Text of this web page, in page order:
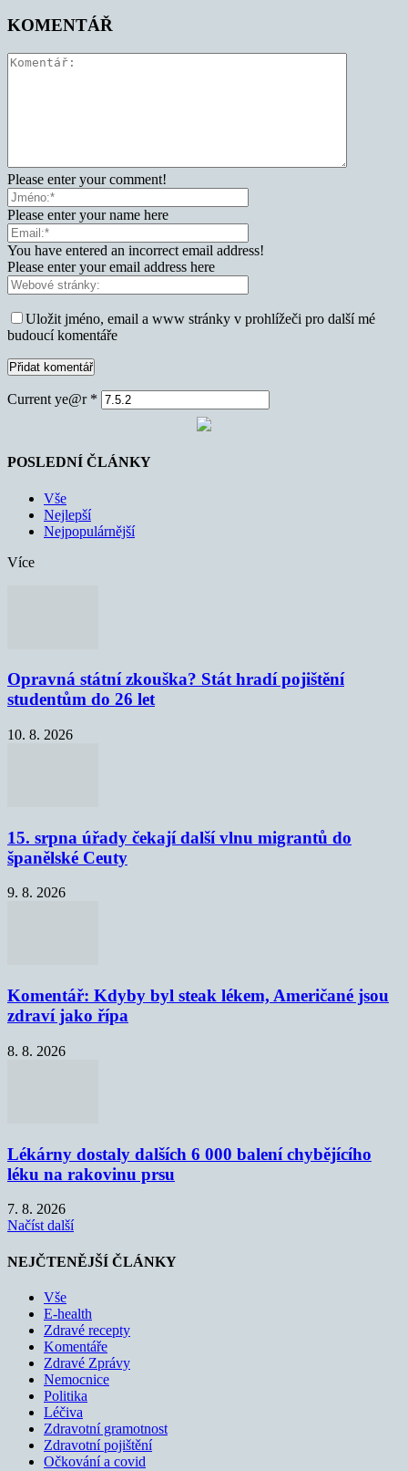
KOMENTÁŘ
Please enter your comment!
Please enter your name here
You have entered an incorrect email address!
Please enter your email address here
Uložit jméno, email a www stránky v prohlížeči pro další mé
budoucí komentáře
Current ye@r *
POSLEDNÍ ČLÁNKY
Vše
Nejlepší
Nejpopulárnější
Více
Opravná státní zkouška? Stát hradí pojištění
studentům do 26 let
10. 8. 2026
15. srpna úřady čekají další vlnu migrantů do
španělské Ceuty
9. 8. 2026
Komentář: Kdyby byl steak lékem, Američané jsou
zdraví jako řípa
8. 8. 2026
Lékárny dostaly dalších 6 000 balení chybějícího
léku na rakovinu prsu
7. 8. 2026
Načíst další
NEJČTENĚJŠÍ ČLÁNKY
Vše
E-health
Zdravé recepty
Komentáře
Zdravé Zprávy
Nemocnice
Politika
Léčiva
Zdravotní gramotnost
Zdravotní pojištění
Očkování a covid